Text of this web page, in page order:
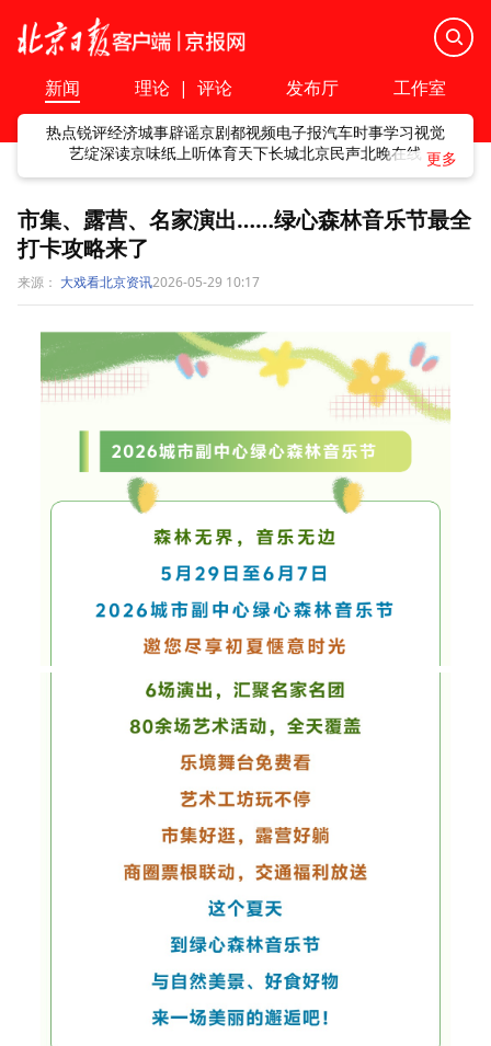
新闻 理论 | 评论 发布厅 工作室
热点锐评经济城事辟谣京剧都视频电子报汽车时事学习视觉
艺绽深读京味纸上听体育天下长城北京民声北晚在线
市集、露营、名家演出……绿心森林音乐节最全
打卡攻略来了
来源： 大戏看北京资讯2026-05-29 10:17